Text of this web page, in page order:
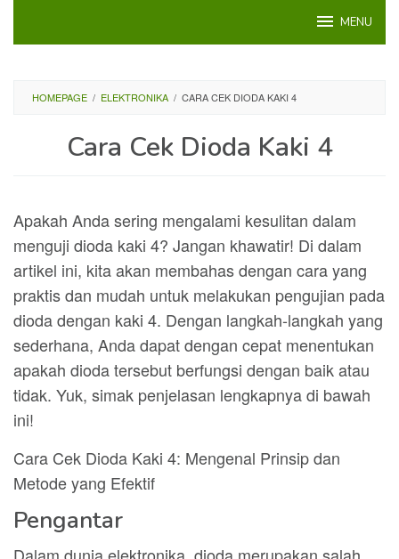
MENU
HOMEPAGE / ELEKTRONIKA / CARA CEK DIODA KAKI 4
Cara Cek Dioda Kaki 4
Apakah Anda sering mengalami kesulitan dalam
menguji dioda kaki 4? Jangan khawatir! Di dalam
artikel ini, kita akan membahas dengan cara yang
praktis dan mudah untuk melakukan pengujian pada
dioda dengan kaki 4. Dengan langkah-langkah yang
sederhana, Anda dapat dengan cepat menentukan
apakah dioda tersebut berfungsi dengan baik atau
tidak. Yuk, simak penjelasan lengkapnya di bawah
ini!
Cara Cek Dioda Kaki 4: Mengenal Prinsip dan
Metode yang Efektif
Pengantar